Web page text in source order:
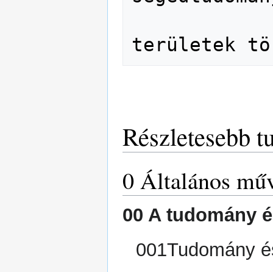
Részletesebb
0 Általános
00 A tudomány
001Tudomány